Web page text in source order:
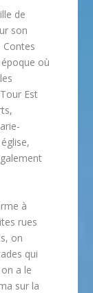
de
son
Contes
où
Est
à
rues
on
qui
a le
sur la